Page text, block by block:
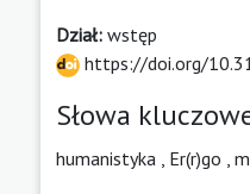
Dział: wstęp
https://doi.org/
Słowa
humanistyka Er(r)go